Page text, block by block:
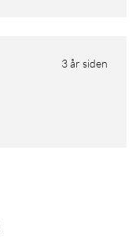
3 år siden